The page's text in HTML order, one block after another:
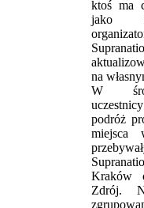
ktoś ma
jako
na
W
podróż
miejsca
Kraków
Zdrój.